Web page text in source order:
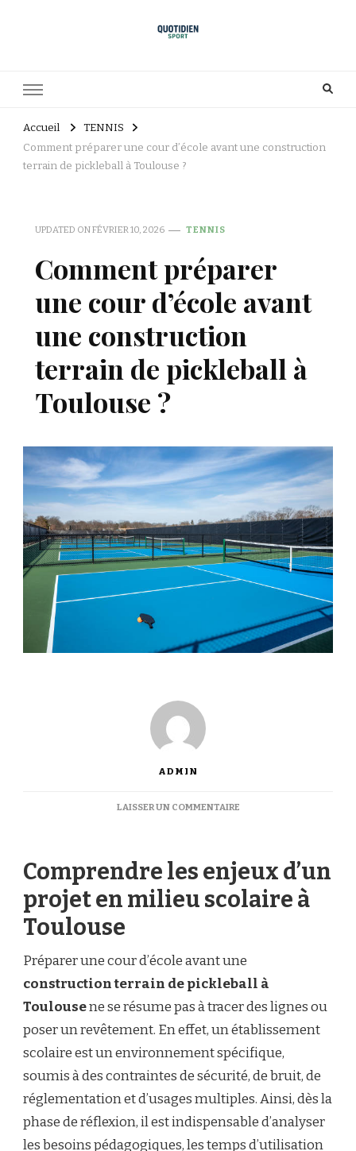
Accueil
TENNIS
Comment préparer une cour d’école avant une construction
terrain de pickleball à Toulouse ?
UPDATED ONFÉVRIER 10, 2026 TENNIS
Comment préparer
une cour d’école avant
une construction
terrain de pickleball à
Toulouse ?
ADMIN
LAISSER UN COMMENTAIRESUR
COUR
D’ÉCOLE
AVANT
DE
À
TOULOUSE
Comprendre les enjeux d’un
projet en milieu scolaire à
Toulouse
Préparer une cour d’école avant une
construction terrain de pickleball à
Toulousene se résume pas à tracer des lignes ou
poser un revêtement. En effet, un établissement
scolaire est un environnement spécifique,
soumis à des contraintes de sécurité, de bruit, de
réglementation et d’usages multiples. Ainsi, dès la
phase de réflexion, il est indispensable d’analyser
les besoins pédagogiques, les temps d’utilisation